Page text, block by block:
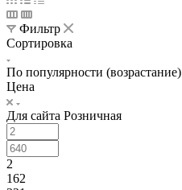
Фильтр
Сортировка
По популярности (возрастание)
Цена
Для сайта Розничная
2
162